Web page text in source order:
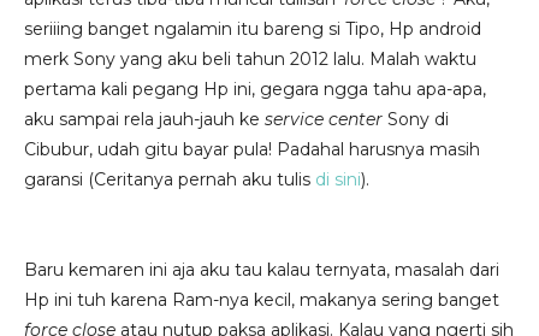
seriiing banget ngalamin itu bareng si Tipo, Hp android
merk Sony yang aku beli tahun 2012 lalu. Malah waktu
pertama kali pegang Hp ini, gegara ngga tahu apa-apa,
aku sampai rela jauh-jauh ke service center Sony di
Cibubur, udah gitu bayar pula! Padahal harusnya masih
garansi (Ceritanya pernah aku tulis di sini).
Baru kemaren ini aja aku tau kalau ternyata, masalah dari
Hp ini tuh karena Ram-nya kecil, makanya sering banget
force close atau nutup paksa aplikasi. Kalau yang ngerti sih,